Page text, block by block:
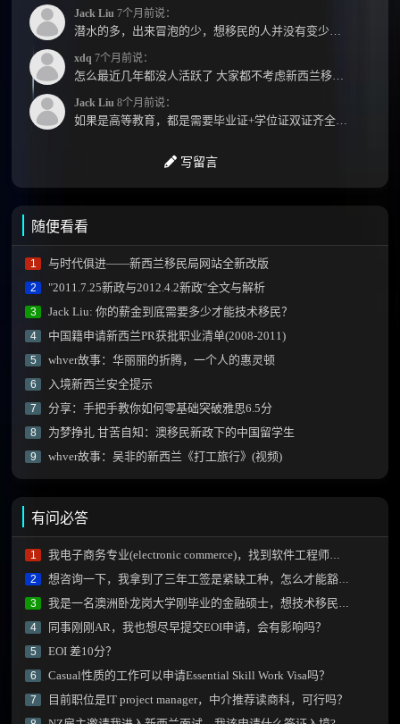
Jack Liu 7个月前说：
xdq 7个月前说：
Jack Liu 8个月前说：
写留言
随便看看
1 与时代俱进——新西兰移民局网站全新改版
2 "2011.7.25新政与2012.4.2新政"全文与解析
3 Jack Liu: 你的薪金到底需要多少才能技术移民？
4 中国籍申请新西兰PR获批职业清单(2008-2011)
5 whver故事：华丽丽的折腾，一个人的惠灵顿
6 入境新西兰安全提示
7 分享：手把手教你如何零基础突破雅思6.5分
8 为梦挣扎 甘苦自知：澳移民新政下的中国留学生
9 whver故事：吴非的新西兰《打工旅行》(视频)
有问必答
1 我电子商务专业(electronic commerce)，找到软件工程师工作后技能加分项会有阻碍不？
2 想咨询一下，我拿到了三年工签是紧缺工种，怎么才能豁免雅思拿到绿卡？
3 我是一名澳洲卧龙岗大学刚毕业的金融硕士，想技术移民新西兰需要做什么？
4 同事刚刚AR，我也想尽早提交EOI申请，会有影响吗？
5 EOI 差10分？
6 Casual性质的工作可以申请Essential Skill Work Visa吗？
7 目前职位是IT project manager，中介推荐读商科，可行吗？